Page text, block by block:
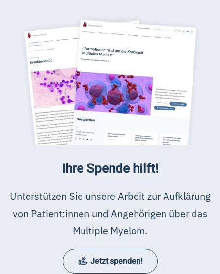
Ihre Spende hilft!
Unterstützen Sie unsere Arbeit zur Aufklärung
von Patient:innen und Angehörigen über das
Multiple Myelom.
Jetzt spenden!